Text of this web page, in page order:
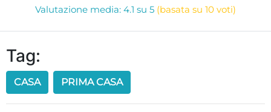
Valutazione media: 4.1 su 5 (basata su 10 voti)
Tag:
CASA PRIMA CASA